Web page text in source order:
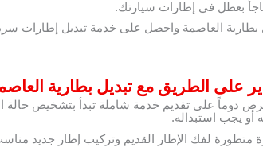
بعطل في إطارات سيارتك.
بطارية العاصمة واحصل على خدمة تبديل إطارات
على الطريق مع تبديل بطارية
دوماً على تقديم خدمة شاملة تبدأ بتشخيص حالة
أو يجب استبداله.
متطورة لفك الإطار القديم وتركيب إطار جديد